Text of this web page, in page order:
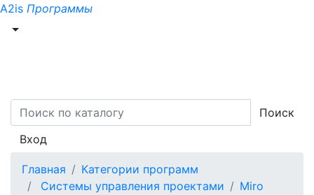
A2is Программы
Поиск
Вход
Главная
Категории программ
Системы управления проектами
Miro